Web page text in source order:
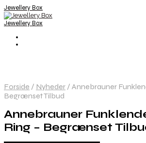
Jewellery Box
Jewellery Box
Forside / Nyheder / Annebrauner
Begrænset Tilbud
Annebrauner
Ring – Begrænset